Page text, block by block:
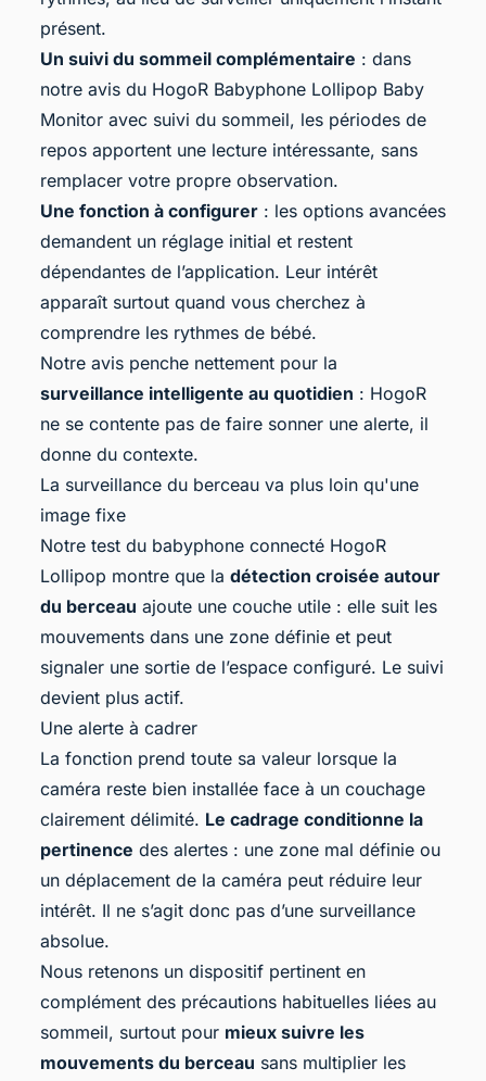
présent.
Un suivi du sommeil complémentaire : dans
notre avis du HogoR Babyphone Lollipop Baby
Monitor avec suivi du sommeil, les périodes de
repos apportent une lecture intéressante, sans
remplacer votre propre observation.
Une fonction à configurer: les options avancées
demandent un réglage initial et restent
dépendantes de l’application. Leur intérêt
apparaît surtout quand vous cherchez à
comprendre les rythmes de bébé.
Notre avis penche nettement pour la
surveillance intelligente au quotidien : HogoR
ne se contente pas de faire sonner une alerte, il
donne du contexte.
La surveillance du berceau va plus loin qu'une
image fixe
Notre test du babyphone connecté HogoR
Lollipop montre que la détection croisée autour
du berceau ajoute une couche utile : elle suit les
mouvements dans une zone définie et peut
signaler une sortie de l’espace configuré. Le suivi
devient plus actif.
Une alerte à cadrer
La fonction prend toute sa valeur lorsque la
caméra reste bien installée face à un couchage
clairement délimité. Le cadrage conditionne la
pertinence des alertes : une zone mal définie ou
un déplacement de la caméra peut réduire leur
intérêt. Il ne s’agit donc pas d’une surveillance
absolue.
Nous retenons un dispositif pertinent en
complément des précautions habituelles liées au
sommeil, surtout pour mieux suivre les
mouvements du berceau sans multiplier les